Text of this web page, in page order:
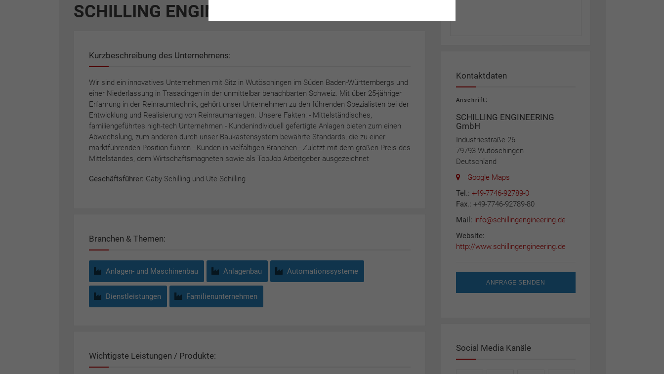
SCHILLING ENGINEERING GmbH
Kurzbeschreibung des Unternehmens:
Wir sind ein innovatives Unternehmen mit Sitz in Wutöschingen im Süden Baden-Württembergs und
einer Niederlassung in Trasadingen in der unmittelbar benachbarten Schweiz. Mit über 25-jähriger
Erfahrung in der Reinraumtechnik, gehört unser Unternehmen zu den führenden Spezialisten bei der
Entwicklung und Realisierung von Reinraumanlagen. Unsere Fakten: - Mittelständisches,
familiengeführtes high-tech Unternehmen - Kundenindividuell gefertigte Anlagen bieten zum einen
Abwechslung, zum anderen durch unser Baukastensystem bewährte Standards, die zu einer
marktführenden Position führen - Kunden in vielfältigen Branchen - Zuletzt mit dem großen Preis des
Mittelstandes, dem Wirtschaftsmagneten sowie als TopJob Arbeitgeber ausgezeichnet
Geschäftsführer: Gaby Schilling und Ute Schilling
Branchen & Themen:
Anlagen- und Maschinenbau Anlagenbau Automationssysteme
Dienstleistungen Familienunternehmen
Wichtigste Leistungen / Produkte:
Kontaktdaten
Anschrift:
SCHILLING ENGINEERING
GmbH
Industriestraße 26
79793 Wutöschingen
Deutschland
Google Maps
Tel.: +49-7746-92789-0
Fax.: +49-7746-92789-80
Mail: info@schillingengineering.de
Website:
http://www.schillingengineering.de
ANFRAGE SENDEN
Social Media Kanäle